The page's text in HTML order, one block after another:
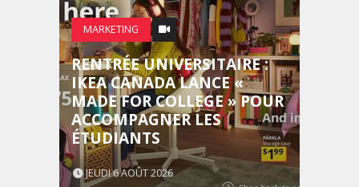
MARKETING
RENTRÉE UNIVERSITAIRE :
IKEA CANADA LANCE «
MADE FOR COLLEGE » POUR
ACCOMPAGNER LES
ÉTUDIANTS
JEUDI 6 AOÛT 2026